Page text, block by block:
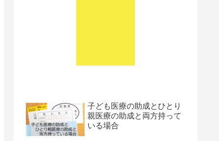
子ども医療の助成とひとり
親医療の助成と両方持って
いる場合